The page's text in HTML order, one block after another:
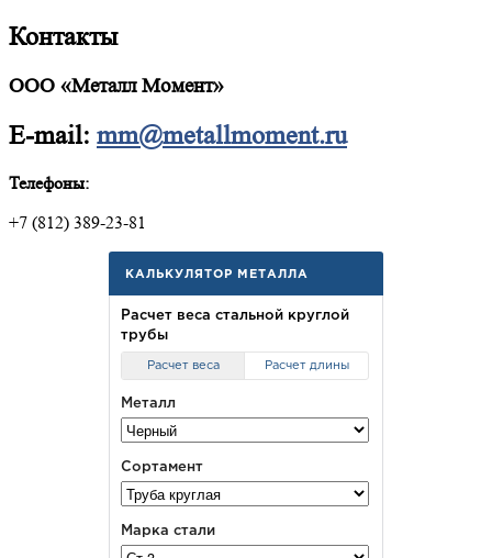
Контакты
ООО «Металл Момент»
E-mail: mm@metallmoment.ru
Телефоны:
+7 (812) 389-23-81